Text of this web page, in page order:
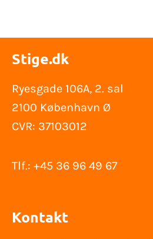
Stige.dk
Ryesgade 106A, 2. sal
2100 København Ø
CVR: 37103012
Tlf.: +45 36 96 49 67
Kontakt